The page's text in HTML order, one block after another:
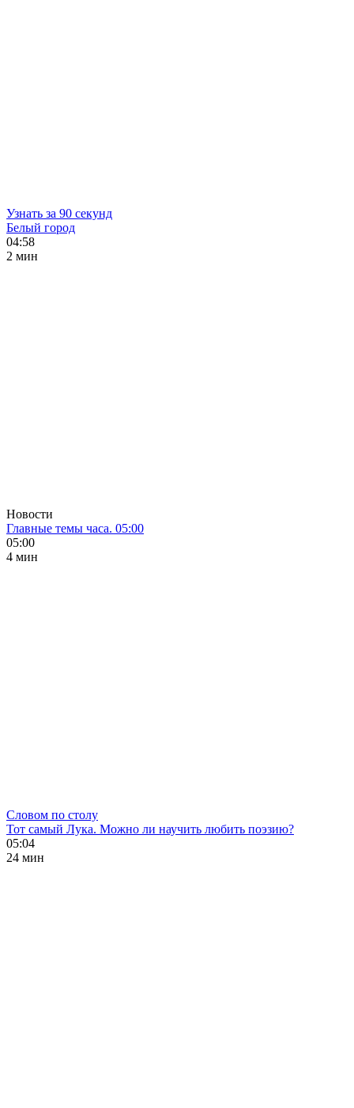
Узнать за 90 секунд
Белый город
04:58
2 мин
Новости
Главные темы часа. 05:00
05:00
4 мин
Словом по столу
Тот самый Лука. Можно ли научить любить поэзию?
05:04
24 мин